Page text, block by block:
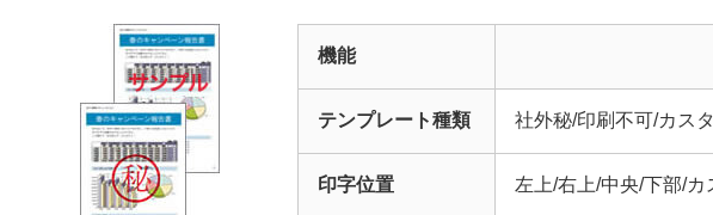
機能
テンプレート種類 社外秘/印刷不可/カス
印字位置 左上/右上/中央/下部/カ